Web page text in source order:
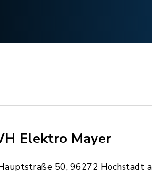
Elektro Mayer
50, 96272 Hochstadt